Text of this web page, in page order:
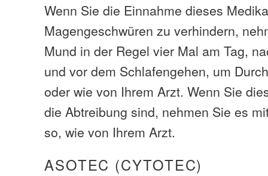
Wenn Sie die Einnahme dieses
Magengeschwüren zu verhindern,
Mund in der Regel vier Mal am Tag,
und vor dem Schlafengehen, um
oder wie von Ihrem Arzt. Wenn Sie
die Abtreibung sind, nehmen Sie es
so, wie von Ihrem Arzt.
ASOTEC (CYTOTEC)